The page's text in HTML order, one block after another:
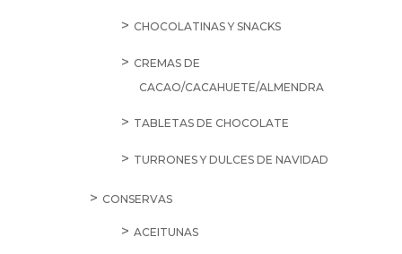
CHOCOLATINAS Y SNACKS
CREMAS DE
CACAO/CACAHUETE/ALMENDRA
TABLETAS DE CHOCOLATE
TURRONES Y DULCES DE NAVIDAD
CONSERVAS
ACEITUNAS